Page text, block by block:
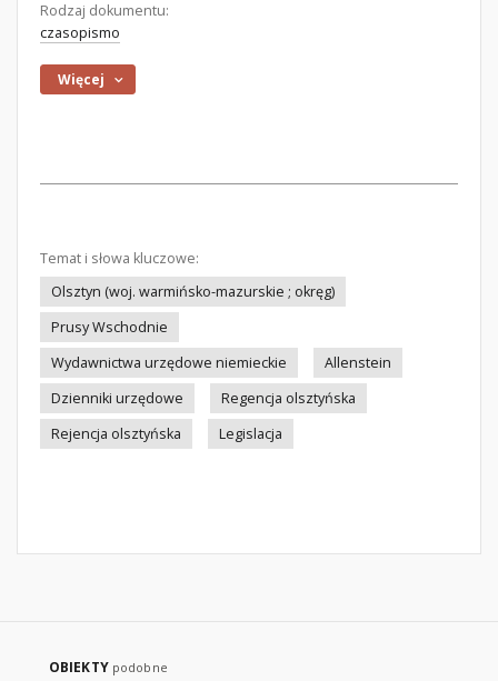
Rodzaj dokumentu:
czasopismo
Więcej
Temat i słowa kluczowe:
Olsztyn (woj. warmińsko-mazurskie ; okręg)
Prusy Wschodnie
Wydawnictwa urzędowe niemieckie
Allenstein
Dzienniki urzędowe
Regencja olsztyńska
Rejencja olsztyńska
Legislacja
OBIEKTY podobne